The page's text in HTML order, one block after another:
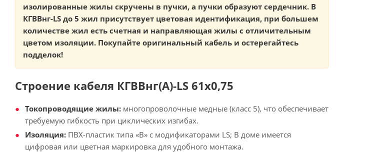
изолированные жилы скручены в пучки, а пучки образуют сердечник. В
КГВВнг-LS до 5 жил присутствует цветовая идентификация, при большем
количестве жил есть счетная и направляющая жилы с отличительным
цветом изоляции. Покупайте оригинальный кабель и остерегайтесь
подделок!
Строение кабеля КГВВнг(А)-LS 61х0,75
Токопроводящие жилы: многопроволочные медные (класс 5), что обеспечивает
требуемую гибкость при циклических изгибах.
Изоляция: ПВХ-пластик типа «В» с модификаторами LS; В доме имеется
цифровая или цветная маркировка для удобного монтажа.